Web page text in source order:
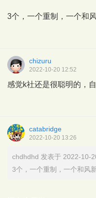
3个，一个重制，一个和
chizuru
2022-10-20 12:52
感觉k社还是很聪明的，
catabridge
2022-10-20 13:26
chdhdhd 发表于 2022-10-
3个，一个重制，一个和风